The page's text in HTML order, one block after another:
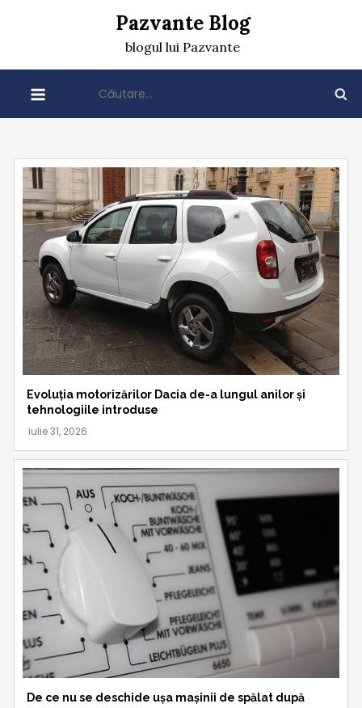
Pazvante Blog
blogul lui Pazvante
după:
Evoluția motorizărilor Dacia de-a lungul anilor și
tehnologiile introduse
De ce nu se deschide ușa mașinii de spălat după